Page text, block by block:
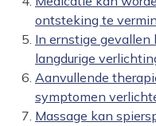
ontsteking te
In ernstige gevallen
langdurige
Aanvullende
symptomen
Massage kan